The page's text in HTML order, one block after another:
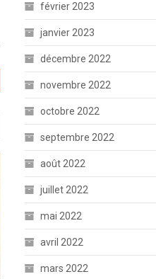
février 2023
janvier 2023
décembre 2022
novembre 2022
octobre 2022
septembre 2022
août 2022
juillet 2022
mai 2022
avril 2022
mars 2022